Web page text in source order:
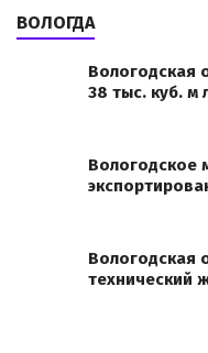
ВОЛОГДА
Вологодская
38 тыс. куб. м
Вологодская
технический